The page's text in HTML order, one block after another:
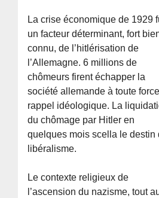
La crise économique de 1929
un facteur déterminant, fort
connu, de l’hitlérisation de
l’Allemagne. 6 millions de
chômeurs firent échapper la
société allemande à toute
rappel idéologique. La
du chômage par Hitler en
quelques mois scella le destin
libéralisme.
Le contexte religieux de
l’ascension du nazisme, tout